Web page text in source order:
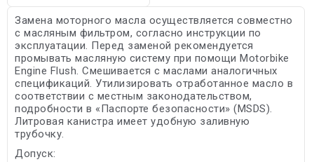
Замена моторного масла осуществляется совместно
с масляным фильтром, согласно инструкции по
эксплуатации. Перед заменой рекомендуется
промывать масляную систему при помощи Motorbike
Engine Flush. Смешивается с маслами аналогичных
спецификаций. Утилизировать отработанное масло в
соответствии с местным законодательством,
подробности в «Паспорте безопасности» (MSDS).
Литровая канистра имеет удобную заливную
трубочку.
Допуск: